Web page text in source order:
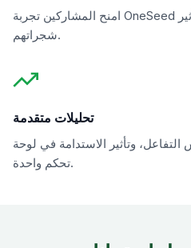
امنح المشاركين تجربة OneSeed الافتراضية للتعرف على تأثير
شجراتهم.
تحليلات متقدمة
التفاعل، وتأثير الاستدامة في لوحة
تحكم واحدة.